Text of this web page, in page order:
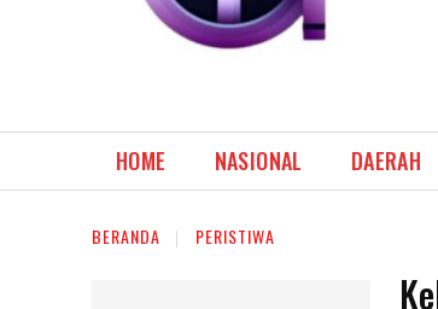
HOME NASIONAL DAERAH
BERANDA PERISTIWA